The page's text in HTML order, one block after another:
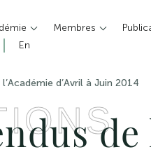
Membres
En
d’Avril à Juin 2014
de